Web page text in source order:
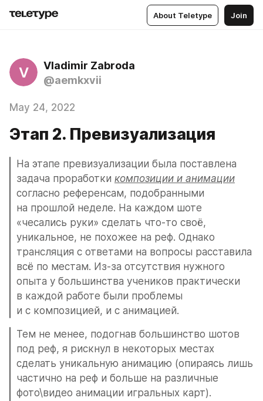
About Teletype Join
V
Vladimir Zabroda
@aemkxvii
May 24, 2022
Этап 2. Превизуализация
На этапе превизуализации была поставлена
задача проработки композиции и анимации
согласно референсам, подобранными
на прошлой неделе. На каждом шоте
«чесались руки» сделать что-то своё,
уникальное, не похожее на реф. Однако
трансляция с ответами на вопросы расставила
всё по местам. Из-за отсутствия нужного
опыта у большинства учеников практически
в каждой работе были проблемы
и с композицией, и с анимацией.
Тем не менее, подогнав большинство шотов
под реф, я рискнул в некоторых местах
сделать уникальную анимацию (опираясь лишь
частично на реф и больше на различные
фото\видео анимации игральных карт).